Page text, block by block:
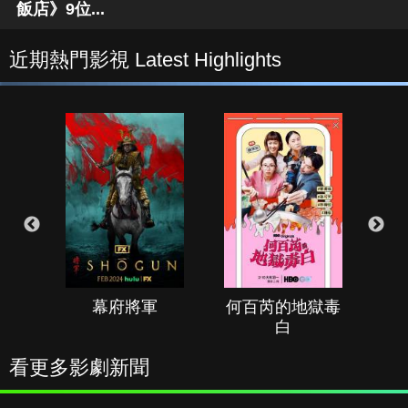
飯店》9位...
近期熱門影視 Latest Highlights
幕府將軍
何百芮的地獄毒
白
看更多影劇新聞